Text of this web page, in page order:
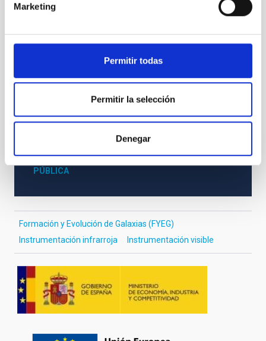
Marketing
Permitir todas
Permitir la selección
Denegar
European Extremely Large Telescope
TIPO DE FINANCIACIÓN
PÚBLICA
Formación y Evolución de Galaxias (FYEG)
Instrumentación infrarroja
Instrumentación visible